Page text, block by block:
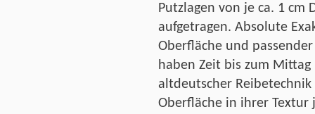
Putzlagen von je ca. 1 cm
aufgetragen. Absolute
Oberfläche und
haben Zeit bis zum
altdeutscher
Oberfläche in ihrer Textur